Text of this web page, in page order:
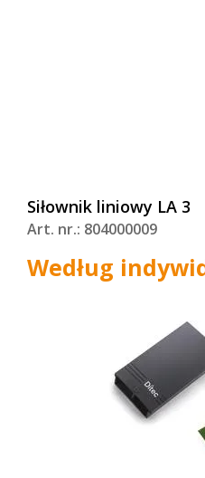
Siłownik liniowy LA 3
Art. nr.: 804000009
Według